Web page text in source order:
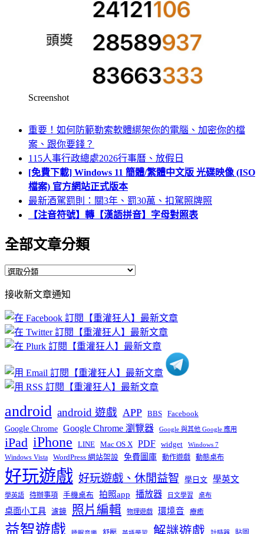
Screenshot
重要！如何防範勒索軟體綁架你的電腦、加密你的檔
案、跟你要錢？
115人事行政總處2026行事曆、放假日
[免費下載] Windows 11 簡體/繁體中文版 光碟映像 (ISO
檔案) 官方網站正式版本
最新酒駕罰則：關3年、罰30萬、扣駕照牌照
【注音符號】轉【漢語拼音】字母對照表
全部文章分類
全
文
章
分
類
接收新文章通知
android android 遊戲 APP BBS Facebook
Google Chrome Google Chrome 瀏覽器 Google 與其他 Google 應用
iPad iPhone LINE Mac OS X PDF widget Windows 7
Windows Vista WordPress 網站架設 免費圖庫 動作遊戲 動態桌布
好玩遊戲 好玩遊戲、休閒益智 學日文 學英文
學英語 待辦事項 手機桌布 拍照app 播放器 日文學習 桌布
桌面小工具 濾鏡 照片編輯 物理遊戲 環境音 療癒
益智遊戲